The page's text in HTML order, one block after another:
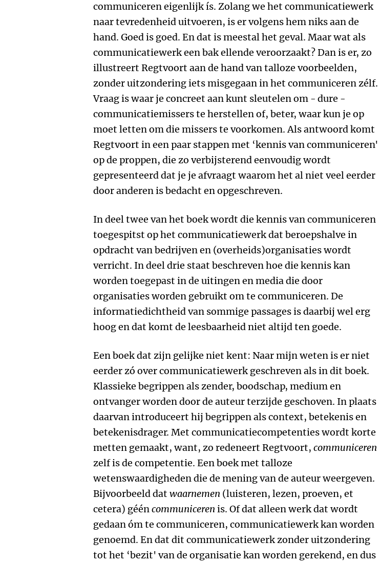
communiceren eigenlijk ís. Zolang we het communicatiewerk
naar tevredenheid uitvoeren, is er volgens hem niks aan de
hand. Goed is goed. En dat is meestal het geval. Maar wat als
communicatiewerk een bak ellende veroorzaakt? Dan is er, zo
illustreert Regtvoort aan de hand van talloze voorbeelden,
zonder uitzondering iets misgegaan in het communiceren zélf.
Vraag is waar je concreet aan kunt sleutelen om - dure -
communicatiemissers te herstellen of, beter, waar kun je op
moet letten om die missers te voorkomen. Als antwoord komt
Regtvoort in een paar stappen met ‘kennis van communiceren'
op de proppen, die zo verbijsterend eenvoudig wordt
gepresenteerd dat je je afvraagt waarom het al niet veel eerder
door anderen is bedacht en opgeschreven.
In deel twee van het boek wordt die kennis van communiceren
toegespitst op het communicatiewerk dat beroepshalve in
opdracht van bedrijven en (overheids)organisaties wordt
verricht. In deel drie staat beschreven hoe die kennis kan
worden toegepast in de uitingen en media die door
organisaties worden gebruikt om te communiceren. De
informatiedichtheid van sommige passages is daarbij wel erg
hoog en dat komt de leesbaarheid niet altijd ten goede.
Een boek dat zijn gelijke niet kent: Naar mijn weten is er niet
eerder zó over communicatiewerk geschreven als in dit boek.
Klassieke begrippen als zender, boodschap, medium en
ontvanger worden door de auteur terzijde geschoven. In plaats
daarvan introduceert hij begrippen als context, betekenis en
betekenisdrager. Met communicatiecompetenties wordt korte
metten gemaakt, want, zo redeneert Regtvoort, communiceren
zelf is de competentie. Een boek met talloze
wetenswaardigheden die de mening van de auteur weergeven.
Bijvoorbeeld dat waarnemen (luisteren, lezen, proeven, et
cetera) gééncommuniceren is. Of dat alleen werk dat wordt
gedaan óm te communiceren, communicatiewerk kan worden
genoemd. En dat dit communicatiewerk zonder uitzondering
tot het ‘bezit' van de organisatie kan worden gerekend, en dus